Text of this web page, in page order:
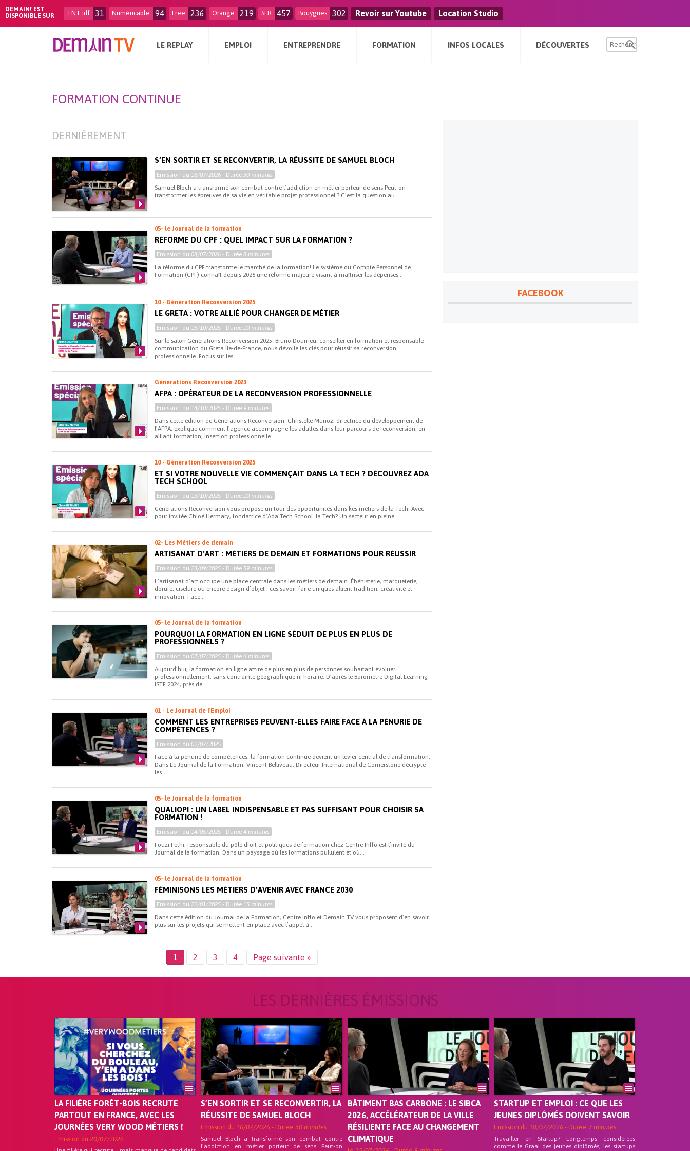
DEMAIN! EST
DISPONIBLE SUR
TNT idf 31 Numéricable 94 Free 236 Orange 219 SFR 457 Bouygues 302 Revoir sur Youtube Location Studio
LE REPLAY EMPLOI ENTREPRENDRE FORMATION INFOS LOCALES DÉCOUVERTES
FORMATION CONTINUE
DERNIÈREMENT
S’EN SORTIR ET SE RECONVERTIR, LA RÉUSSITE DE SAMUEL BLOCH
Emission du16/07/2026 - Durée30 minutes
Samuel Bloch a transformé son combat contre l’addiction en métier porteur de sens Peut-on
transformer les épreuves de sa vie en véritable projet professionnel ? C’est la question au...
05- le Journal de la formation
RÉFORME DU CPF : QUEL IMPACT SUR LA FORMATION ?
Emission du 08/07/2026 - Durée 8 minutes
La réforme du CPF transforme le marché de la formation! Le système du Compte Personnel de
Formation (CPF) connaît depuis 2026 une réforme majeure visant à maîtriser les dépenses...
10 - Génération Reconversion 2025
LE GRETA : VOTRE ALLIÉ POUR CHANGER DE MÉTIER
Emission du15/10/2025 - Durée10 minutes
Sur le salon Générations Reconversion 2025, Bruno Dourrieu, conseiller en formation et responsable
communication du Greta Île-de-France, nous dévoile les clés pour réussir sa reconversion
professionnelle. Focus sur les...
Générations Reconversion 2023
AFPA : OPÉRATEUR DE LA RECONVERSION PROFESSIONNELLE
Emission du14/10/2025 - Durée 9 minutes
Dans cette édition de Générations Reconversion, Christelle Munoz, directrice du développement de
l’AFPA, explique comment l’agence accompagne les adultes dans leur parcours de reconversion, en
alliant formation, insertion professionnelle...
10 - Génération Reconversion 2025
ET SI VOTRE NOUVELLE VIE COMMENÇAIT DANS LA TECH ? DÉCOUVREZ ADA
TECH SCHOOL
Emission du13/10/2025 - Durée10 minutes
Générations Reconversion vous propose un tour des opportunités dans kes métiers de la Tech. Avec
pour invitée Chloé Hermary, fondatrice d’Ada Tech School. la Tech? Un secteur en pleine...
02- Les Métiers de demain
ARTISANAT D’ART : MÉTIERS DE DEMAIN ET FORMATIONS POUR RÉUSSIR
Emission du23/09/2025 - Durée 59 minutes
L’artisanat d’art occupe une place centrale dans les métiers de demain. Ébénisterie, marqueterie,
dorure, ciselure ou encore design d’objet : ces savoir-faire uniques allient tradition, créativité et
innovation. Face...
05- le Journal de la formation
POURQUOI LA FORMATION EN LIGNE SÉDUIT DE PLUS EN PLUS DE
PROFESSIONNELS ?
Emission du 07/07/2025 - Durée 6 minutes
Aujourd’hui, la formation en ligne attire de plus en plus de personnes souhaitant évoluer
professionnellement, sans contrainte géographique ni horaire. D’après le Baromètre Digital Learning
ISTF 2024, près de...
01 - Le Journal de l'Emploi
COMMENT LES ENTREPRISES PEUVENT-ELLES FAIRE FACE À LA PÉNURIE DE
COMPÉTENCES ?
Emission du 02/07/2025
Face à la pénurie de compétences, la formation continue devient un levier central de transformation.
Dans Le Journal de la Formation, Vincent Belliveau, Directeur International de Cornerstone décrypte
les...
05- le Journal de la formation
QUALIOPI : UN LABEL INDISPENSABLE ET PAS SUFFISANT POUR CHOISIR SA
FORMATION !
Emission du14/05/2025 - Durée4 minutes
Fouzi Fethi, responsable du pôle droit et politiques de formation chez Centre Inffo est l’invité du
Journal de la formation. Dans un paysage où les formations pullulent et où...
05- le Journal de la formation
FÉMINISONS LES MÉTIERS D’AVENIR AVEC FRANCE 2030
Emission du22/01/2025 - Durée15 minutes
Dans cette édition du Journal de la Formation, Centre Inffo et Demain TV vous proposent d’en savoir
plus sur les projets qui se mettent en place avec l’appel à...
1 2 3 4 Page suivante »
FACEBOOK
LES DERNIÈRES ÉMISSIONS
LA FILIÈRE FORÊT-BOIS RECRUTE
PARTOUT EN FRANCE, AVEC LES
JOURNÉES VERY WOOD MÉTIERS !
Emission du 20/07/2026
S’EN SORTIR ET SE RECONVERTIR, LA
RÉUSSITE DE SAMUEL BLOCH
Emission du16/07/2026 - Durée30 minutes
Samuel Bloch a transformé son combat contre
l’addiction en métier porteur de sens Peut-on
BÂTIMENT BAS CARBONE : LE SIBCA
2026, ACCÉLÉRATEUR DE LA VILLE
RÉSILIENTE FACE AU CHANGEMENT
CLIMATIQUE
STARTUP ET EMPLOI : CE QUE LES
JEUNES DIPLÔMÉS DOIVENT SAVOIR
Emission du 10/07/2026 - Durée 7 minutes
Travailler en Startup? Longtemps considérées
comme le Graal des jeunes diplômés, les startups